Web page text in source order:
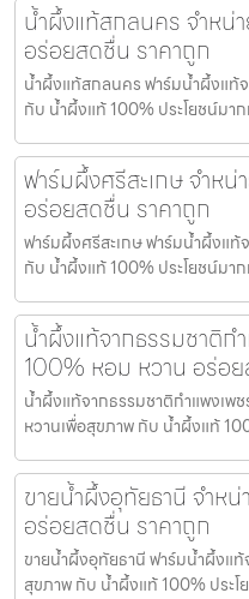
น้ำผึ้งแท้สกลนคร จำหน่
อร่อยสดชื่น ราคาถูก
น้ำผึ้งแท้สกลนคร ฟาร์มน้ำผึ้งแท้
กับ น้ำผึ้งแท้ 100% ประโยชน์มา
ฟาร์มผึ้งศรีสะเกษ จำห
อร่อยสดชื่น ราคาถูก
ฟาร์มผึ้งศรีสะเกษ ฟาร์มน้ำผึ้งแ
กับ น้ำผึ้งแท้ 100% ประโยชน์มา
น้ำผึ้งแท้จากธรรมชาติก
100% หอม หวาน อร่อ
น้ำผึ้งแท้จากธรรมชาติกำแพงเพ
หวานเพื่อสุขภาพ กับ น้ำผึ้งแท้
ขายน้ำผึ้งอุทัยธานี จำห
อร่อยสดชื่น ราคาถูก
ขายน้ำผึ้งอุทัยธานี ฟาร์มน้ำผึ้งแ
สุขภาพ กับ น้ำผึ้งแท้ 100% ประ